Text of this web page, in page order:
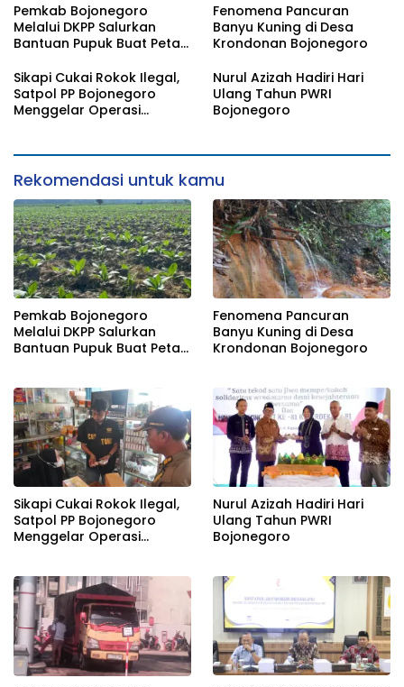
Pemkab Bojonegoro
Melalui DKPP Salurkan
Bantuan Pupuk Buat Petani
Fenomena Pancuran
Banyu Kuning di Desa
Krondonan Bojonegoro
Sikapi Cukai Rokok Ilegal,
Satpol PP Bojonegoro
Menggelar Operasi
Nurul Azizah Hadiri Hari
Ulang Tahun PWRI
Bojonegoro
Rekomendasi untuk kamu
Pemkab Bojonegoro
Melalui DKPP Salurkan
Bantuan Pupuk Buat Petani
Fenomena Pancuran
Banyu Kuning di Desa
Krondonan Bojonegoro
Sikapi Cukai Rokok Ilegal,
Satpol PP Bojonegoro
Menggelar Operasi
Nurul Azizah Hadiri Hari
Ulang Tahun PWRI
Bojonegoro